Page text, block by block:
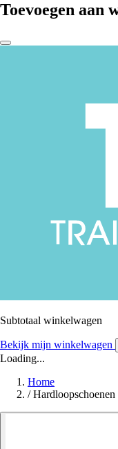
Toevoegen aan
Subtotaal winkelwagen
Bekijk mijn winkelwagen
Loading...
Home
/